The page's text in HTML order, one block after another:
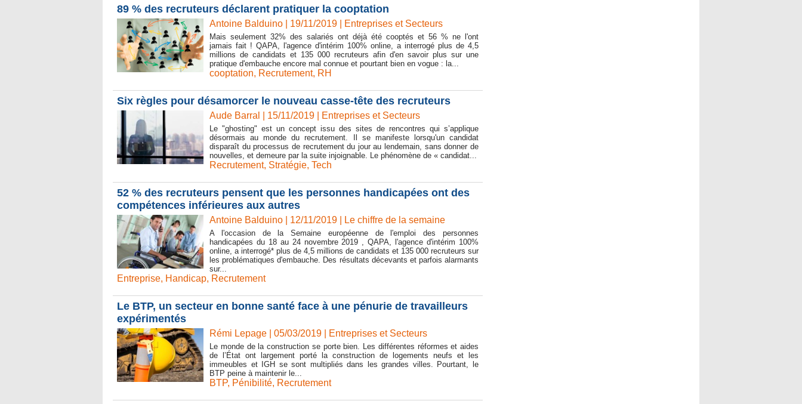
89 % des recruteurs déclarent pratiquer la cooptation
Antoine Balduino | 19/11/2019 Entreprises et Secteurs
Mais seulement 32% des salariés ont déjà été cooptés et 56 % ne l'ont
jamais fait ! QAPA, l'agence d'intérim 100% online, a interrogé plus de 4,5
millions de candidats et 135 000 recruteurs afin d'en savoir plus sur une
pratique d'embauche encore mal connue et pourtant bien en vogue : la...
cooptation, Recrutement, RH
Six règles pour désamorcer le nouveau casse-tête des recruteurs
Aude Barral | 15/11/2019 Entreprises et Secteurs
Le "ghosting" est un concept issu des sites de rencontres qui s’applique
désormais au monde du recrutement. Il se manifeste lorsqu'un candidat
disparaît du processus de recrutement du jour au lendemain, sans donner de
nouvelles, et demeure par la suite injoignable. Le phénomène de « candidat...
Recrutement, Stratégie, Tech
52 % des recruteurs pensent que les personnes handicapées ont des
compétences inférieures aux autres
Antoine Balduino | 12/11/2019 Le chiffre de la semaine
A l'occasion de la Semaine européenne de l'emploi des personnes
handicapées du 18 au 24 novembre 2019 , QAPA, l'agence d'intérim 100%
online, a interrogé* plus de 4,5 millions de candidats et 135 000 recruteurs sur
les problématiques d'embauche. Des résultats décevants et parfois alarmants
sur...
Entreprise, Handicap, Recrutement
Le BTP, un secteur en bonne santé face à une pénurie de travailleurs
expérimentés
Rémi Lepage | 05/03/2019 Entreprises et Secteurs
Le monde de la construction se porte bien. Les différentes réformes et aides
de l’État ont largement porté la construction de logements neufs et les
immeubles et IGH se sont multipliés dans les grandes villes. Pourtant, le
BTP peine à maintenir le...
BTP, Pénibilité, Recrutement